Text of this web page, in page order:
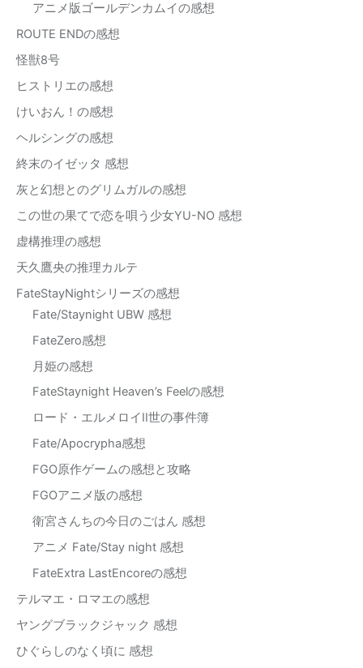
アニメ版ゴールデンカムイの感想
ROUTE ENDの感想
怪獣8号
ヒストリエの感想
けいおん！の感想
ヘルシングの感想
終末のイゼッタ 感想
灰と幻想とのグリムガルの感想
この世の果てで恋を唄う少女YU-NO 感想
虚構推理の感想
天久鷹央の推理カルテ
FateStayNightシリーズの感想
Fate/Staynight UBW 感想
FateZero感想
月姫の感想
FateStaynight Heaven’s Feelの感想
ロード・エルメロイII世の事件簿
Fate/Apocrypha感想
FGO原作ゲームの感想と攻略
FGOアニメ版の感想
衛宮さんちの今日のごはん 感想
アニメ Fate/Stay night 感想
FateExtra LastEncoreの感想
テルマエ・ロマエの感想
ヤングブラックジャック 感想
ひぐらしのなく頃に 感想